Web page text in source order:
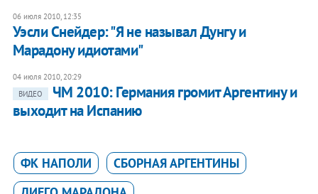
06 июля 2010, 12:35
Уэсли Снейдер: "Я не называл Дунгу и
Марадону идиотами"
04 июля 2010, 20:29
ВИДЕО
ЧМ 2010: Германия громит Аргентину и
выходит на Испанию
ФК НАПОЛИ
СБОРНАЯ АРГЕНТИНЫ